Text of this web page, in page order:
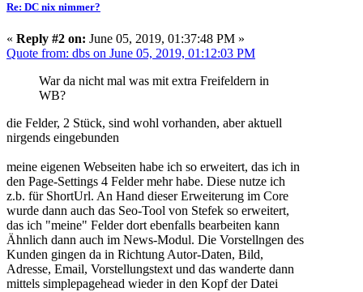
Re: DC nix nimmer?
« Reply #2 on: June 05, 2019, 01:37:48 PM »
Quote from: dbs on June 05, 2019, 01:12:03 PM
War da nicht mal was mit extra Freifeldern in
WB?
die Felder, 2 Stück, sind wohl vorhanden, aber aktuell
nirgends eingebunden
meine eigenen Webseiten habe ich so erweitert, das ich in
den Page-Settings 4 Felder mehr habe. Diese nutze ich
z.b. für ShortUrl. An Hand dieser Erweiterung im Core
wurde dann auch das Seo-Tool von Stefek so erweitert,
das ich "meine" Felder dort ebenfalls bearbeiten kann
Ähnlich dann auch im News-Modul. Die Vorstellngen des
Kunden gingen da in Richtung Autor-Daten, Bild,
Adresse, Email, Vorstellungstext und das wanderte dann
mittels simplepagehead wieder in den Kopf der Datei